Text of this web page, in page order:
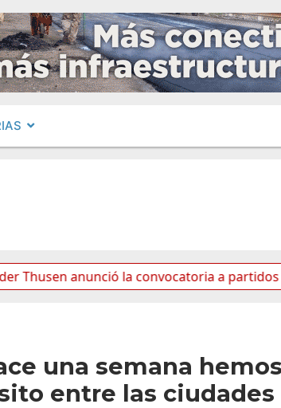
anunció la convocatoria a partidos políticos
una semana
entre las ciudades